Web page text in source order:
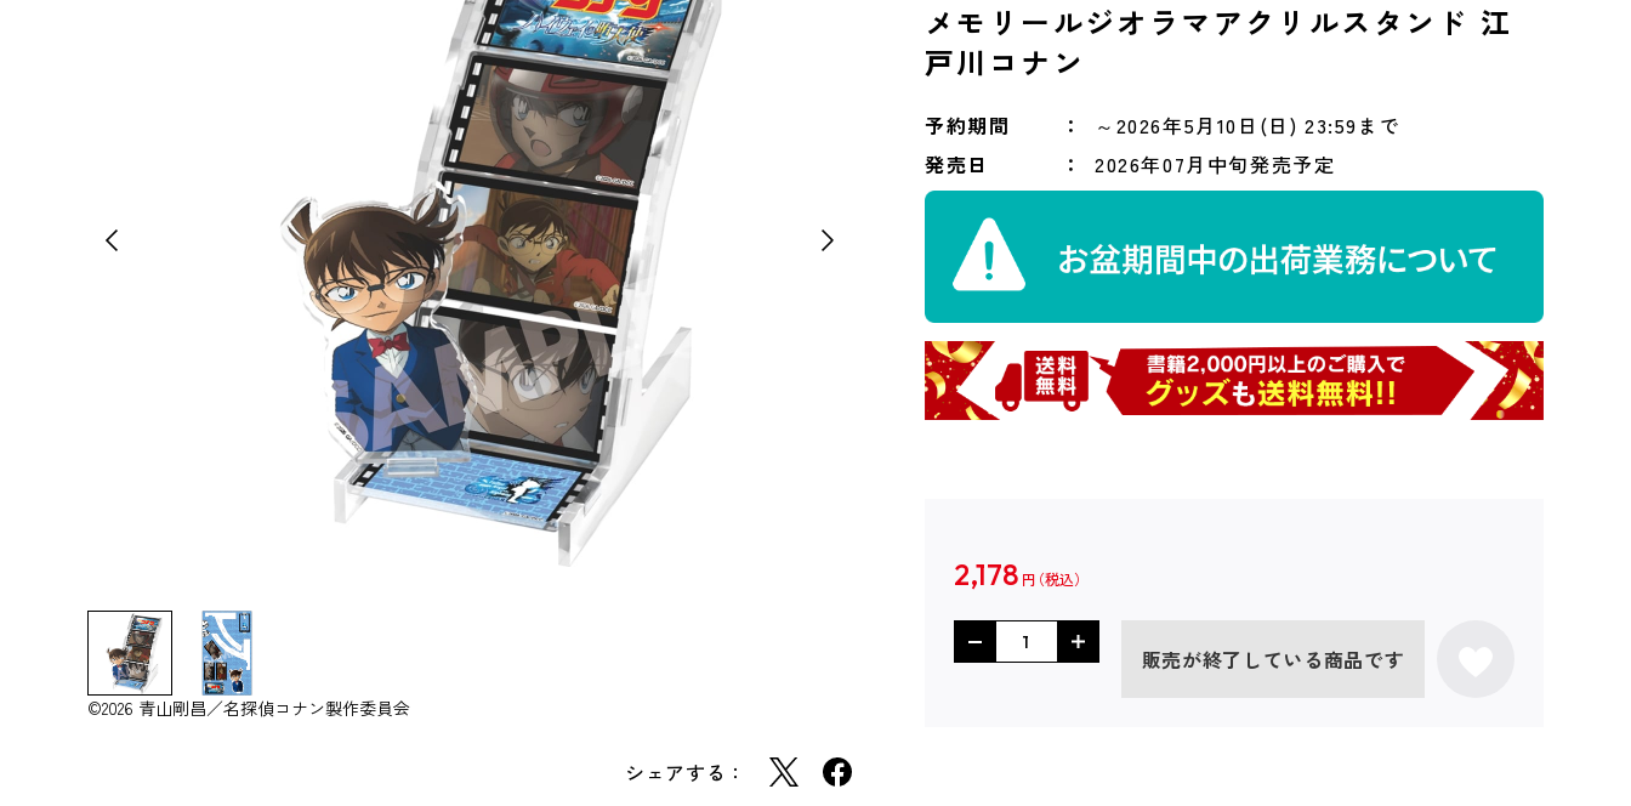
©2026 青山剛昌／名探偵コナン製作委員会
シェアする：
メモリールジオラマアクリルスタンド 江
戸川コナン
予約期間
～2026年5月10日(日) 23:59まで
発売日
2026年07月中旬発売予定
2,178 円
販売が終了している商品です